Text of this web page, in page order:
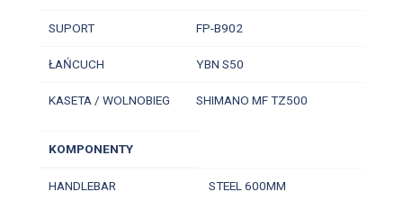
SUPORT FP-B902
ŁAŃCUCH YBN S50
KASETA / WOLNOBIEG SHIMANO MF TZ500
KOMPONENTY
HANDLEBAR STEEL 600MM